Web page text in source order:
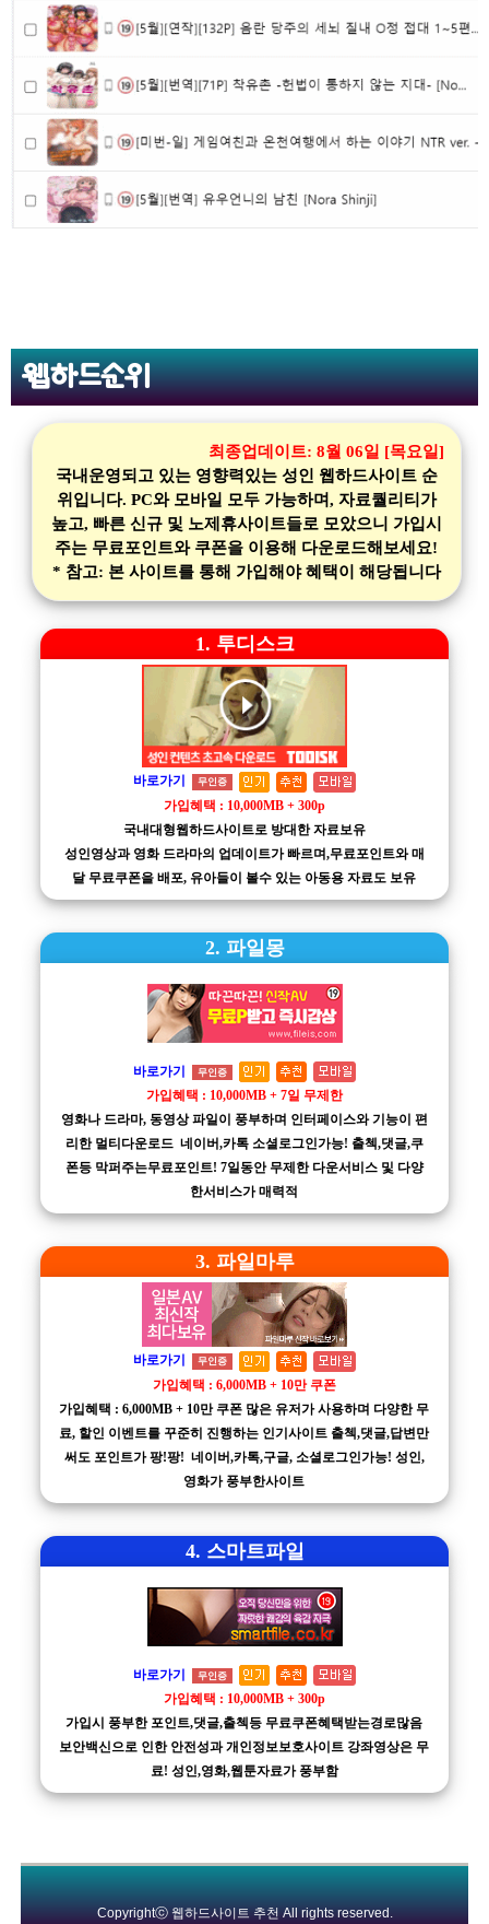
웹하드순위
최종업데이트: 8월 06일 [목요일]
국내운영되고 있는 영향력있는 성인 웹하드사이트 순
위입니다. PC와 모바일 모두 가능하며, 자료퀄리티가
높고, 빠른 신규 및 노제휴사이트들로 모았으니 가입시
주는 무료포인트와 쿠폰을 이용해 다운로드해보세요!
* 참고: 본 사이트를 통해 가입해야 혜택이 해당됩니다
1. 투디스크
바로가기 무인증
가입혜택 : 10,000MB + 300p
국내대형웹하드사이트로 방대한 자료보유
성인영상과 영화 드라마의 업데이트가 빠르며,무료포인트와 매
달 무료쿠폰을 배포, 유아들이 볼수 있는 아동용 자료도 보유
2. 파일몽
바로가기 무인증
가입혜택 : 10,000MB + 7일 무제한
영화나 드라마, 동영상 파일이 풍부하며 인터페이스와 기능이 편
리한 멀티다운로드 네이버,카톡 소셜로그인가능! 출첵,댓글,쿠
폰등 막퍼주는무료포인트! 7일동안 무제한 다운서비스 및 다양
한서비스가 매력적
3. 파일마루
바로가기 무인증
가입혜택 : 6,000MB + 10만 쿠폰
가입혜택 : 6,000MB + 10만 쿠폰 많은 유저가 사용하며 다양한 무
료, 할인 이벤트를 꾸준히 진행하는 인기사이트 출첵,댓글,답변만
써도 포인트가 팡!팡! 네이버,카톡,구글, 소셜로그인가능! 성인,
영화가 풍부한사이트
4. 스마트파일
바로가기 무인증
가입혜택 : 10,000MB + 300p
가입시 풍부한 포인트,댓글,출첵등 무료쿠폰혜택받는경로많음
보안백신으로 인한 안전성과 개인정보보호사이트 강좌영상은 무
료! 성인,영화,웹툰자료가 풍부함
Copyrightⓒ 웹하드사이트 추천 All rights reserved.